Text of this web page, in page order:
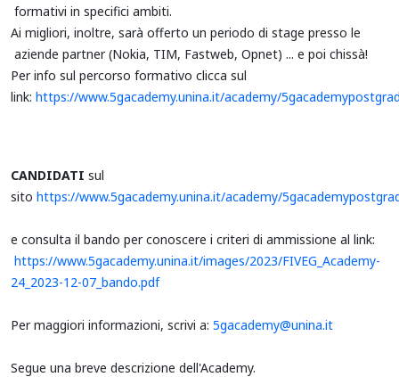
formativi in specifici ambiti.
Ai migliori, inoltre, sarà offerto un periodo di stage presso le
aziende partner (Nokia, TIM, Fastweb, Opnet) ... e poi chissà!
Per info sul percorso formativo clicca sul
link: https://www.5gacademy.unina.it/academy/
CANDIDATI sul
sito https://www.5gacademy.unina.it/academy/
e consulta il bando per conoscere i criteri di ammissione al link:
https://www.5gacademy.unina.it/images/2023/FIVEG_Academy-
24_2023-12-07_bando.pdf
Per maggiori informazioni, scrivi a: 5gacademy@unina.it
Segue una breve descrizione dell'Academy.